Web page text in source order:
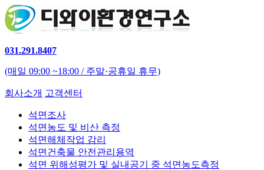
031.291.8407
(매일 09:00 ~18:00 / 주말·공휴일 휴무)
회사소개 고객센터
석면조사
석면농도 및 비산 측정
석면해체작업 감리
석면건축물 안전관리용역
석면 위해성평가 및 실내공기 중 석면농도측정